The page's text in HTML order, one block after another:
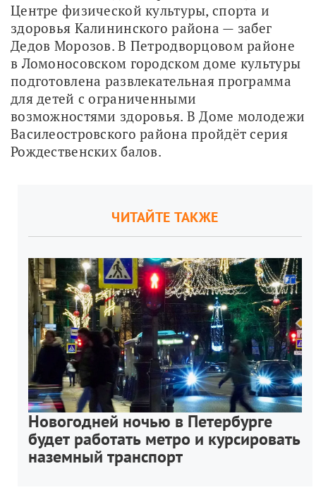
Центре физической культуры, спорта и
здоровья Калининского района — забег
Дедов Морозов. В Петродворцовом районе
в Ломоносовском городском доме культуры
подготовлена развлекательная программа
для детей с ограниченными
возможностями здоровья. В Доме молодежи
Василеостровского района пройдёт серия
Рождественских балов.
ЧИТАЙТЕ ТАКЖЕ
Новогодней ночью в Петербурге
будет работать метро и курсировать
наземный транспорт